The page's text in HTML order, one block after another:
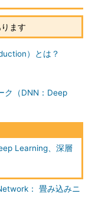
ます
）とは？
ク（DNN：Deep
Learning、深層
： 畳み込みニ